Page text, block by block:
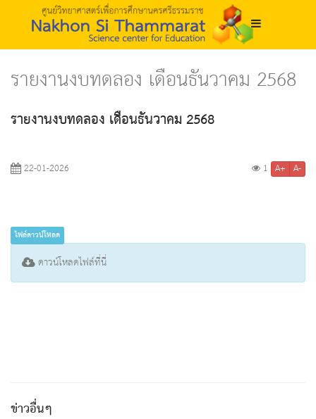
รายงานงบทดลอง เดือนธันวาคม 2568
รายงานงบทดลอง เดือนธันวาคม 2568
22-01-2026 1 A+ A-
ไฟล์ดาวน์โหลด
ดาวน์โหลดไฟล์ที่นี่
ข่าวอื่นๆ